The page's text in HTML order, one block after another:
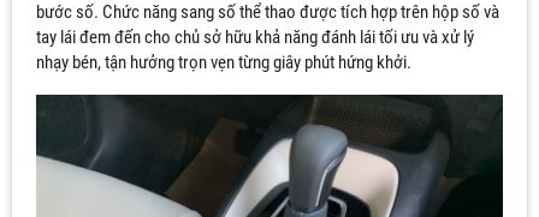
bước số. Chức năng sang số thể thao được tích hợp trên hộp số và
tay lái đem đến cho chủ sở hữu khả năng đánh lái tối ưu và xử lý
nhạy bén, tận hưởng trọn vẹn từng giây phút hứng khởi.